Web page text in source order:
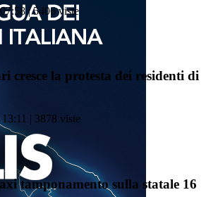
| 5406 viste
cresce la protesta dei residenti di
| 3878 viste
tamponamento sulla statale 16